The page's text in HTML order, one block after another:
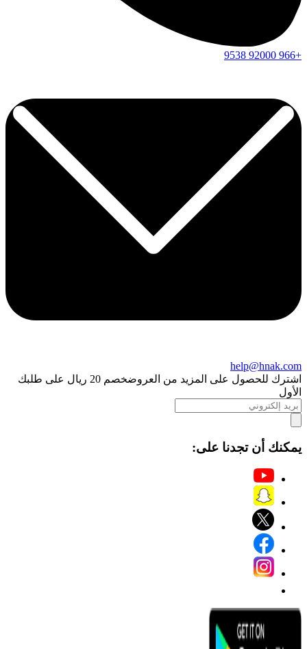
+966
92000
9538
help@hnak.com
اشترك للحصول على المزيد من العروض
خصم 20 ريال على طلبك
الأول
يمكنك أن تجدنا على: